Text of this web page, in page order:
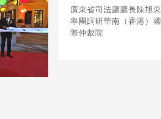
廣東省司法廳廳長陳旭東
率團調研華南（香港）國
際仲裁院